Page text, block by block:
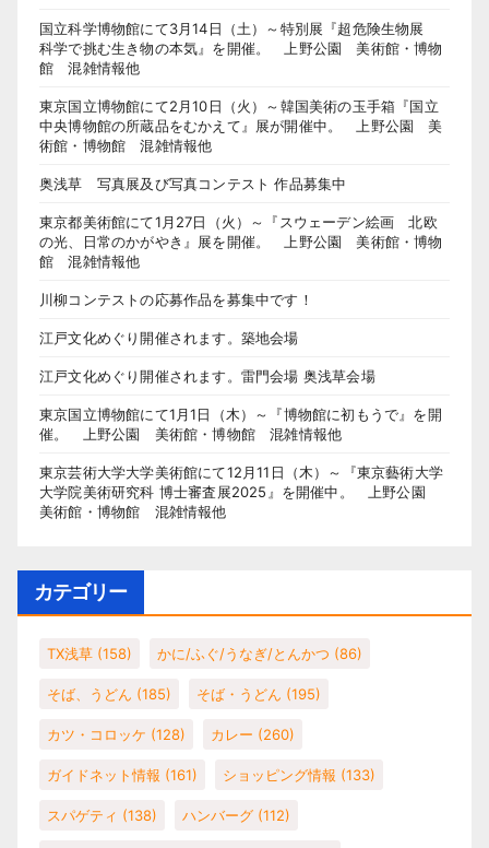
国立科学博物館にて3月14日（土）～特別展『超危険生物展
科学で挑む生き物の本気』を開催。 上野公園 美術館・博物
館 混雑情報他
東京国立博物館にて2月10日（火）～韓国美術の玉手箱『国立
中央博物館の所蔵品をむかえて』展が開催中。 上野公園 美
術館・博物館 混雑情報他
奥浅草 写真展及び写真コンテスト 作品募集中
東京都美術館にて1月27日（火）～『スウェーデン絵画 北欧
の光、日常のかがやき』展を開催。 上野公園 美術館・博物
館 混雑情報他
川柳コンテストの応募作品を募集中です！
江戸文化めぐり開催されます。築地会場
江戸文化めぐり開催されます。雷門会場 奥浅草会場
東京国立博物館にて1月1日（木）～『博物館に初もうで』を開
催。 上野公園 美術館・博物館 混雑情報他
東京芸術大学大学美術館にて12月11日（木）～『東京藝術大学
大学院美術研究科 博士審査展2025』を開催中。 上野公園
美術館・博物館 混雑情報他
カテゴリー
TX浅草 (158) かに/ふぐ/うなぎ/とんかつ (86)
そば、うどん (185) そば・うどん (195)
カツ・コロッケ (128) カレー (260)
ガイドネット情報 (161) ショッピング情報 (133)
スパゲティ (138) ハンバーグ (112)